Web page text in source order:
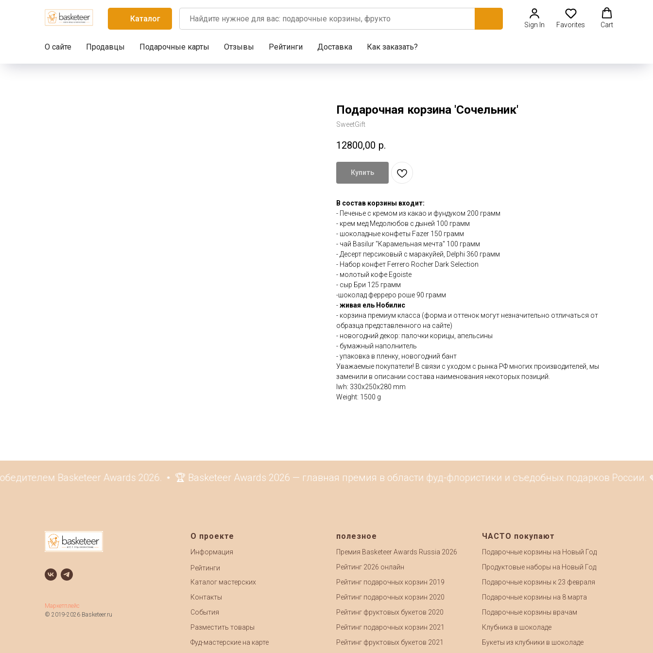
Каталог
Sign In Favorites Cart
О сайте Продавцы Подарочные карты Отзывы Рейтинги Доставка Как заказать?
Подарочная корзина 'Сочельник'
SweetGift
12800,00 р.
Купить
В состав корзины входит:
- Печенье с кремом из какао и фундуком 200 грамм
- крем мед Медолюбов с дыней 100 грамм
- шоколадные конфеты Fazer 150 грамм
- чай Basilur "Карамельная мечта" 100 грамм
- Десерт персиковый с маракуйей, Delphi 360 грамм
- Набор конфет Ferrero Rocher Dark Selection
- молотый кофе Egoiste
- сыр Бри 125 грамм
-шоколад ферреро роше 90 грамм
-живая ель Нобилис
- корзина премиум класса (форма и оттенок могут незначительно отличаться от
образца представленного на сайте)
- новогодний декор: палочки корицы, апельсины
- бумажный наполнитель
- упаковка в пленку, новогодний бант
Уважаемые покупатели! В связи с уходом с рынка РФ многих производителей, мы
заменили в описании состава наименования некоторых позиций.
lwh: 330x250x280 mm
Weight: 1500 g
Basketeer Awards 2026. 🏆 Basketeer Awards 2026 — главная премия в области фуд-флористики и съедобных подарков России.
Маркетплейс
© 2019-2026 Basketeer.ru
О проекте
Информация
Рейтинги
Каталог мастерских
Контакты
События
Разместить товары
Фуд-мастерские на карте
полезное
Премия Basketeer Awards Russia 2026
Рейтинг 2026 онлайн
Рейтинг подарочных корзин 2019
Рейтинг подарочных корзин 2020
Рейтинг фруктовых букетов 2020
Рейтинг подарочных корзин 2021
Рейтинг фруктовых букетов 2021
ЧАСТО покупают
Подарочные корзины на Новый Год
Продуктовые наборы на Новый Год
Подарочные корзины к 23 февраля
Подарочные корзины на 8 марта
Подарочные корзины врачам
Клубника в шоколаде
Букеты из клубники в шоколаде